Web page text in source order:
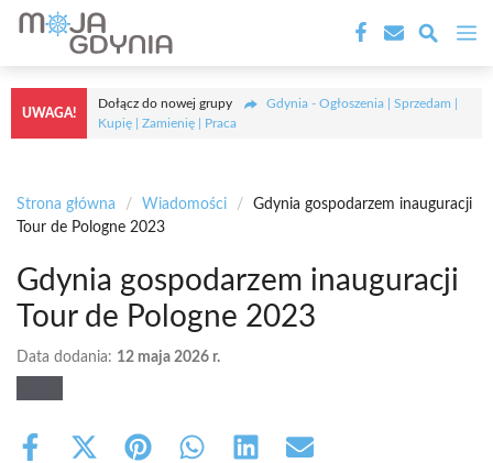
Przejdź
treści
UWAGA!
Dołącz do nowej grupy
Gdynia - Ogłoszenia | Sprzedam |
Kupię | Zamienię | Praca
Strona główna / Wiadomości /
Gdynia gospodarzem inauguracji
Tour de Pologne 2023
Gdynia gospodarzem inauguracji
Tour de Pologne 2023
Data dodania: 12 maja 2026 r.
Share
Share Share Share Share Share